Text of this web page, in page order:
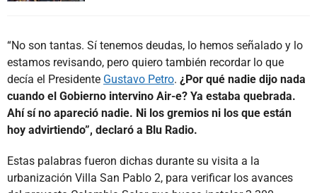
“No son tantas. Sí tenemos deudas, lo hemos señalado y lo
estamos revisando, pero quiero también recordar lo que
decía el Presidente Gustavo Petro. ¿Por qué nadie dijo nada
cuando el Gobierno intervino Air-e? Ya estaba quebrada.
Ahí sí no apareció nadie. Ni los gremios ni los que están
hoy advirtiendo”, declaró a Blu Radio.
Estas palabras fueron dichas durante su visita a la
urbanización Villa San Pablo 2, para verificar los avances